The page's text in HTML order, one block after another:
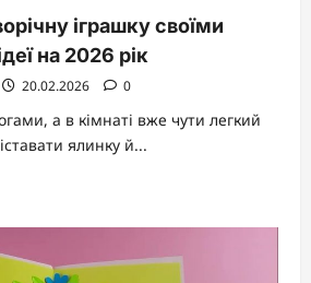
іграшку своїми
на 2026 рік
20.02.2026 0
а в кімнаті вже чути легкий
ялинку й...